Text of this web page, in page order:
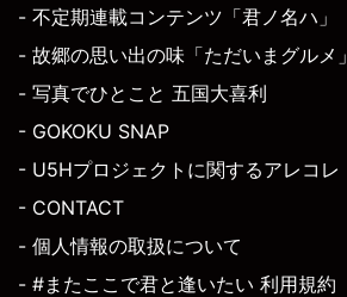
- 不定期連載コンテンツ「君ノ名ハ」
- 故郷の思い出の味「ただいまグルメ」
- 写真でひとこと 五国大喜利
- GOKOKU SNAP
- U5Hプロジェクトに関するアレコレ
- CONTACT
- 個人情報の取扱について
- #またここで君と逢いたい 利用規約